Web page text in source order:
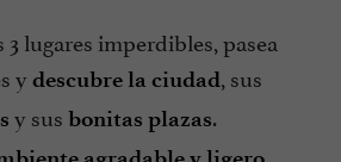
3 lugares imperdibles, pasea
y descubre la ciudad , sus
y sus bonitas plazas.